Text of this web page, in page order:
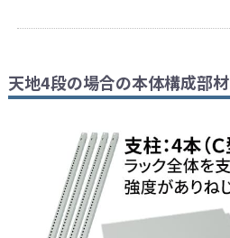
天地4段の場合の本体構成部材